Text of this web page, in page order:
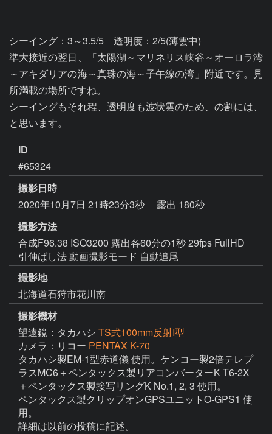
シーイング：3～3.5/5　透明度：2/5(薄雲中)
準大接近の翌日、「太陽湖～マリネリス峡谷～オーロラ湾
～アキダリアの海～真珠の海～子午線の湾」附近です。見
所満載の場所ですね。
シーイングもそれ程、透明度も波状雲のため、の割には、
と思います。
ID
#65324
撮影日時
2020年10月7日 21時23分3秒
露出 180秒
撮影方法
合成F96.38 ISO3200 露出各60分の1秒 29fps FullHD
引伸ばし法 動画撮影モード 自動追尾
撮影地
北海道石狩市花川南
撮影機材
望遠鏡：タカハシ TS式100mm反射I型
カメラ：リコー PENTAX K-70
タカハシ製EM-1型赤道儀 使用。ケンコー製2倍テレプ
ラスMC6＋ペンタックス製リアコンバーターK T6-2X
＋ペンタックス製接写リングK No.1, 2, 3 使用。
ペンタックス製クリップオンGPSユニットO-GPS1 使
用。
詳細は以前の投稿に記述。